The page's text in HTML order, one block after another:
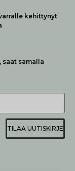
kehittynyt
samalla
TILAA UUTISKIRJE